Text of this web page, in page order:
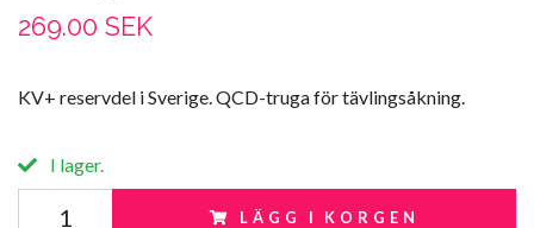
269.00 SEK
KV+ reservdel i Sverige. QCD-truga för tävlingsåkning.
I lager.
LÄGG I KORGEN